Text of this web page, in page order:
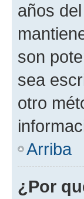
años
son
sea
otro
Arriba
¿Por